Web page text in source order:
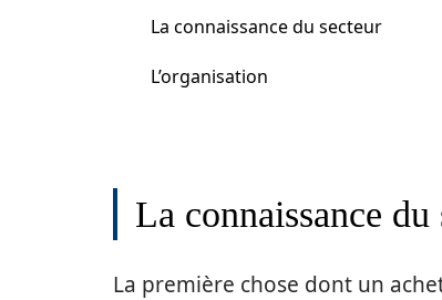
La connaissance du secteur
L’organisation
La connaissance du
La première chose dont un